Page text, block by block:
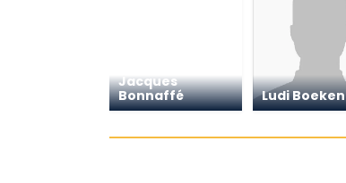
Jacques
Bonnaffé
Ludi Boeken